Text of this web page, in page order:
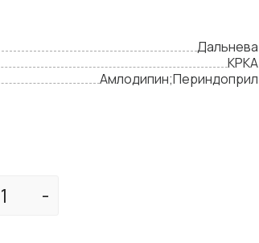
Дальнева
КРКА
Амлодипин;Периндоприл